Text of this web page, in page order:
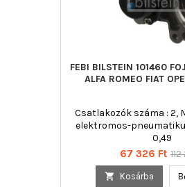
FEBI BILSTEIN 101460
ALFA ROMEO FIAT
Csatlakozók száma : 2,
elektromos-
0,49
Ár
67 326 Ft 112
 Kosárba